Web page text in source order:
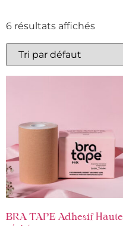
6 résultats affichés
BRA TAPE Adhesif Haute